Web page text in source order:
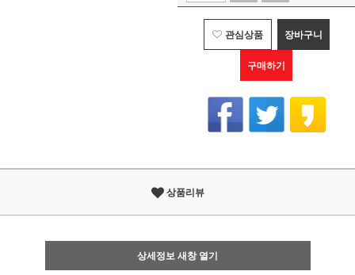
관심상품 장바구니
구매하기
상품리뷰
상세정보 새창 열기